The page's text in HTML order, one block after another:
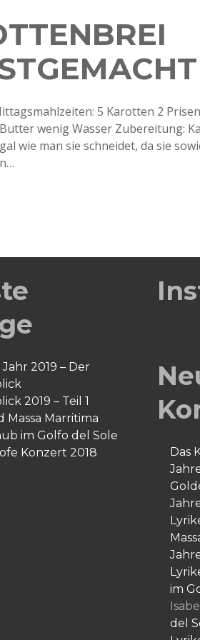
5 Karotten 2
wenig Wasser Zubereitung:
wie man sie schneidet, da sie
2019 – Der
2019 – Teil 1
Massa Marritima
im Golfo del Sole
Konzert 2018
Das
im
Isabell
del